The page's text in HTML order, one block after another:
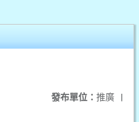
發布單位： 推廣 |